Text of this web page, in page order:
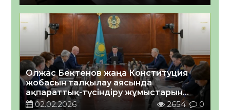
Олжас Бектенов жаңа Конституция
жобасын талқылау аясында
ақпараттық-түсіндіру жұмыстарын
ұйымдастыру бойынша кеңес өткізді
02.02.2026 2654 0